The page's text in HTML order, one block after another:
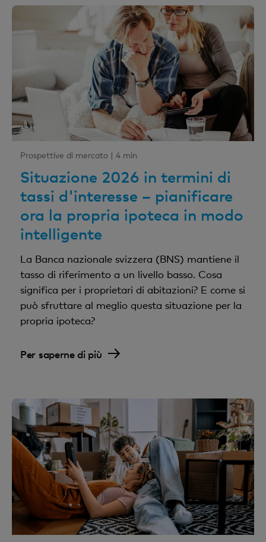
Prospettive di mercato | 4 min
Situazione 2026 in termini di
tassi d'interesse – pianificare
ora la propria ipoteca in modo
intelligente
La Banca nazionale svizzera (BNS) mantiene il
tasso di riferimento a un livello basso. Cosa
significa per i proprietari di abitazioni? E come si
può sfruttare al meglio questa situazione per la
propria ipoteca?
Per saperne di più